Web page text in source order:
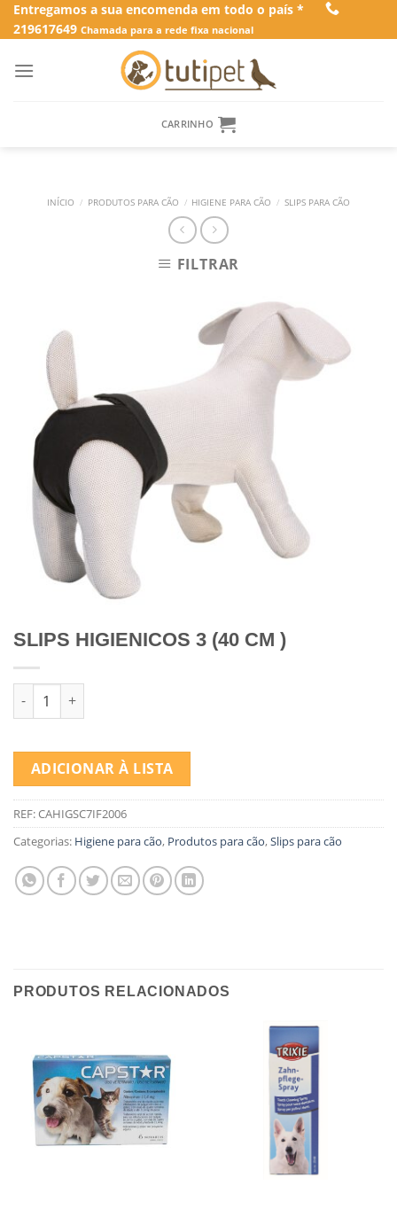
SkipEntregamos a sua encomenda em todo o país *
219617649 Chamada para a rede fixa nacional
CARRINHO
INÍCIO / PRODUTOS PARA CÃO / HIGIENE PARA CÃO / SLIPS PARA CÃO
FILTRAR
SLIPS HIGIENICOS 3 (40 CM )
Quantidade de SLIPS HIGIENICOS 3 (40 CM )
ADICIONAR À LISTA
REF:CAHIGSC7IF2006
Categorias: Higiene para cão, Produtos para cão,Slips para cão
PRODUTOS RELACIONADOS